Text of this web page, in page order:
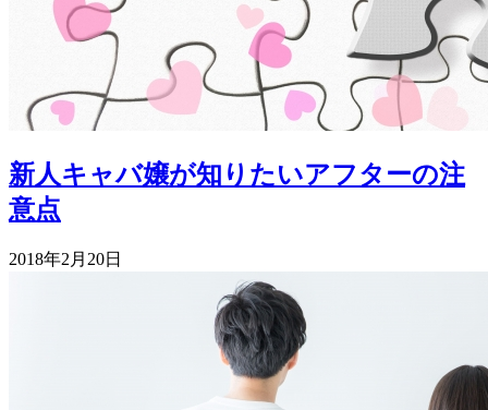
新人キャバ嬢が知りたいアフターの注
意点
2018年2月20日